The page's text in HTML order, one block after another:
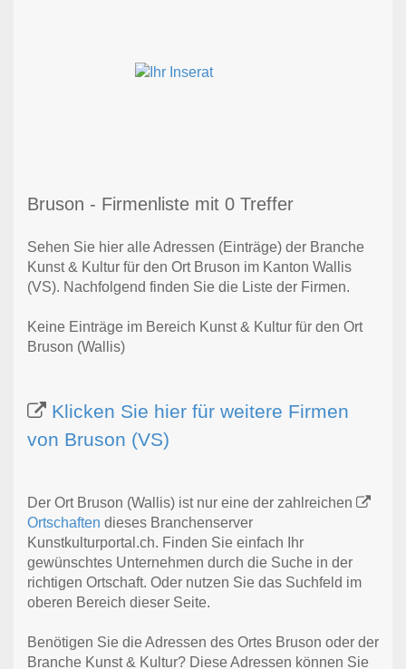
Bruson - Firmenliste mit 0 Treffer
Sehen Sie hier alle Adressen (Einträge) der Branche
Kunst & Kultur für den Ort Bruson im Kanton Wallis
(VS). Nachfolgend finden Sie die Liste der Firmen.
Keine Einträge im Bereich Kunst & Kultur für den Ort
Bruson (Wallis)
Klicken Sie hier für weitere Firmen
von Bruson (VS)
Der Ort Bruson (Wallis) ist nur eine der zahlreichen
Ortschaften dieses Branchenserver
Kunstkulturportal.ch. Finden Sie einfach Ihr
gewünschtes Unternehmen durch die Suche in der
richtigen Ortschaft. Oder nutzen Sie das Suchfeld im
oberen Bereich dieser Seite.
Benötigen Sie die Adressen des Ortes Bruson oder der
Branche Kunst & Kultur? Diese Adressen können Sie